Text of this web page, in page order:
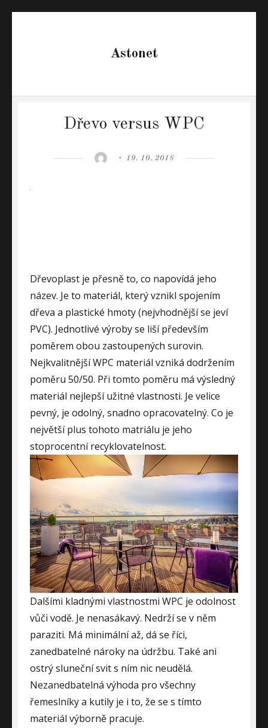
Astonet
Dřevo versus WPC
AuthorPosted
19. 10. 2018
Dřevoplast je přesně to, co napovídá jeho
název. Je to materiál, který vznikl spojením
dřeva a plastické hmoty (nejvhodnější se jeví
PVC). Jednotlivé výroby se liší především
poměrem obou zastoupených surovin.
Nejkvalitnější WPC materiál vzniká dodržením
poměru 50/50. Při tomto poměru má výsledný
materiál nejlepší užitné vlastnosti. Je velice
pevný, je odolný, snadno opracovatelný. Co je
největší plus tohoto matriálu je jeho
stoprocentní recyklovatelnost.
Dalšími kladnými vlastnostmi WPC je odolnost
vůči vodě. Je nenasákavý. Nedrží se v něm
paraziti. Má minimální až, dá se říci,
zanedbatelné nároky na údržbu. Také ani
ostrý sluneční svit s ním nic neudělá.
Nezanedbatelná výhoda pro všechny
řemeslníky a kutily je i to, že se s tímto
materiál výborně pracuje.